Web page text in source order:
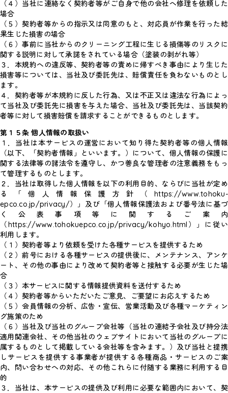
（４）当社に連絡なく契約者等がご自身で他の会社へ修理を依頼した
場合
（５）契約者等からの指示又は同意のもと、対応員が作業を行った結
果生じた損害の場合
（６）事前に当社からのクリーニング工程に生じる損傷等のリスクに
関する説明に対して承諾をされている場合（塗装の剥がれ等）
３．本規約への違反等、契約者等の責めに帰すべき事由により生じた
損害等については、当社及び委託先は、賠償責任を負わないものとし
ます。
４．契約者等が本規約に反した行為、又は不正又は違法な行為によっ
て当社及び委託先に損害を与えた場合、当社及び委託先は、当該契約
者等に対して損害賠償を請求することができるものとします。
第１５条 個人情報の取扱い
１．当社は本サービスの運営において知り得た契約者等の個人情報
（以下、「契約者情報」といいます。）について、個人情報の保護に
関する法律等の諸法令を遵守し、かつ善良な管理者の注意義務をもっ
て管理するものとします。
２．当社は取得した個人情報を以下の利用目的、ならびに当社が定め
る「個人情報保護方針（https://www.tohoku-
epco.co.jp/privacy/）」及び「個人情報保護法および番号法に基づ
く公表事項等に関するご案内
（https://www.tohokuepco.co.jp/privacy/kohyo.html）」に従い
利用します。
（１）契約者等より依頼を受けた各種サービスを提供するため
（２）前号における各種サービスの提供後に、メンテナンス、アンケ
ート、その他の事由により改めて契約者等と接触する必要が生じた場
合
（３）本サービスに関する情報提供資料を送付するため
（４）契約者等からいただいたご意見、ご要望にお応えするため
（５）会員情報の分析、広告・宣伝、営業活動及び各種マーケティン
グ施策のため
（６）当社及び当社のグループ会社等（当社の連結子会社及び持分法
適用関連会社、その他当社のウェブサイトにおいて当社のグループに
属するものとして掲載している会社等を含みます。）及び当社と提携
しサービスを提供する事業者が提供する各種商品・サービスのご案
内、問い合わせへの対応、その他これらに付随する業務に利用する目
的
３．当社は、本サービスの提供及び利用に必要な範囲内において、契